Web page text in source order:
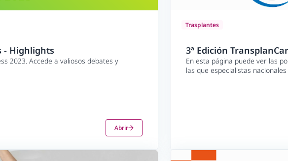
- Highlights
2023. Accede a valiosos debates y
Abrir
Trasplantes
3ª Edición
En esta página puede ver las
las que especialistas